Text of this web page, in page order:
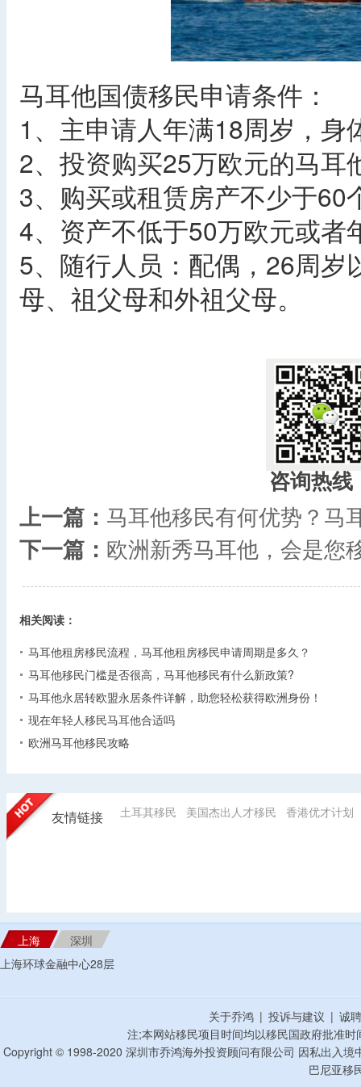
马耳他国债移民申请条件：
1、主申请人年满18周岁，
2、投资购买25万欧元的马
3、购买或租赁房产不少于60
4、资产不低于50万欧元或者
5、随行人员：配偶，26周
母、祖父母和外祖父母。
咨询热线
上一篇： 马耳他移民有何优势？马
下一篇： 欧洲新秀马耳他，会是您
相关阅读：
马耳他租房移民流程，马耳他租房移民申请周期是多久？
马耳他移民门槛是否很高，马耳他移民有什么新政策?
马耳他永居转欧盟永居条件详解，助您轻松获得欧洲身份！
现在年轻人移民马耳他合适吗
欧洲马耳他移民攻略
友情链接 土耳其移民 美国杰出人才移民 香港优才计划
上海
深圳
上海环球金融中心28层
关于乔鸿 | 投诉与建议 | 诚
注;本网站移民项目时间均以移民国政府批准
Copyright © 1998-2020 深圳市乔鸿海外投资顾问有限公司 因私出入
巴尼亚移